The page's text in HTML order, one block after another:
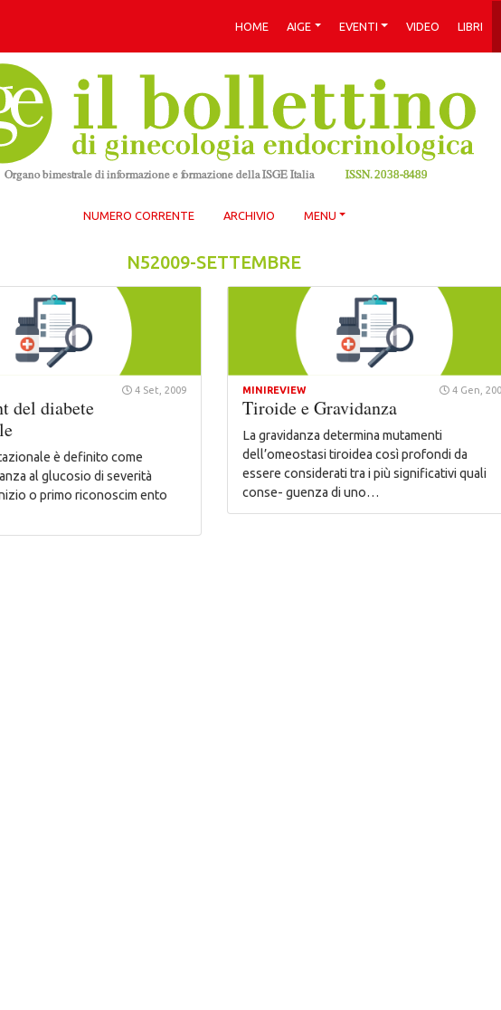
HOME AIGE EVENTI VIDEO LIBRI
NUMERO CORRENTE ARCHIVIO MENU
N52009-SETTEMBRE
4 Set, 2009
del diabete
è definito come
al glucosio di severità
o primo riconoscim ento
MINIREVIEW 4 Gen,
Tiroide e Gravidanza
La gravidanza determina mutamenti
dell’omeostasi tiroidea così profondi da
essere considerati tra i più significativi quali
conse- guenza di uno…